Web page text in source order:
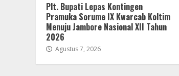
Plt. Bupati Lepas Kontingen
Pramuka Sorume IX Kwarcab Koltim
Menuju Jambore Nasional XII Tahun
2026
Agustus 7, 2026